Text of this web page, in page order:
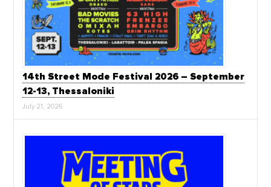
14th Street Mode Festival 2026 – September
12-13, Thessaloniki
July 21, 2026